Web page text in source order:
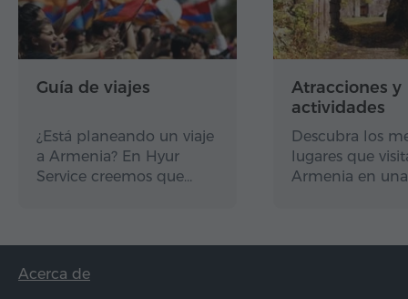
Guía de viajes
¿Está planeando un viaje
a Armenia? En Hyur
Service creemos que…
Atracciones y
actividades
Descubra los
lugares que
Armenia en
Acerca de